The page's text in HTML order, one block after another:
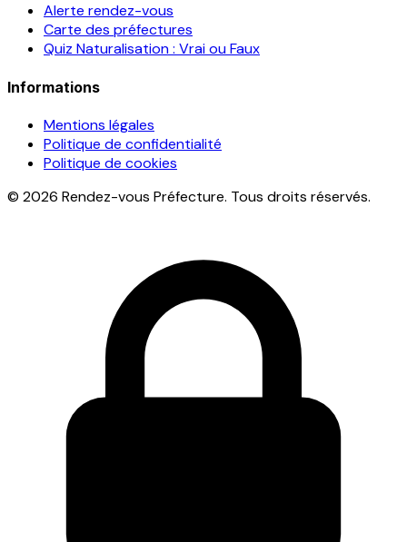
Alerte rendez-vous
Carte des préfectures
Quiz Naturalisation : Vrai ou Faux
Informations
Mentions légales
Politique de confidentialité
Politique de cookies
© 2026 Rendez-vous Préfecture. Tous droits réservés.